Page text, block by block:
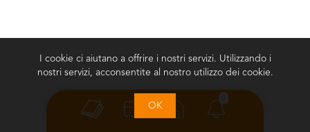
I cookie ci aiutano a offrire i nostri servizi. Utilizzando i
nostri servizi, acconsentite al nostro utilizzo dei cookie.
OK